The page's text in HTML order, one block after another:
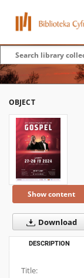
OBJECT
Show content
Download
DESCRIPTION
Title: